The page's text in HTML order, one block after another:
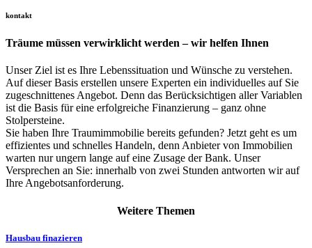
kontakt
Träume müssen verwirklicht werden – wir helfen Ihnen
Unser Ziel ist es Ihre Lebenssituation und Wünsche zu verstehen.
Auf dieser Basis erstellen unsere Experten ein individuelles auf Sie
zugeschnittenes Angebot. Denn das Berücksichtigen aller Variablen
ist die Basis für eine erfolgreiche Finanzierung – ganz ohne
Stolpersteine.
Sie haben Ihre Traumimmobilie bereits gefunden? Jetzt geht es um
effizientes und schnelles Handeln, denn Anbieter von Immobilien
warten nur ungern lange auf eine Zusage der Bank. Unser
Versprechen an Sie: innerhalb von zwei Stunden antworten wir auf
Ihre Angebotsanforderung.
Weitere Themen
Hausbau finazieren